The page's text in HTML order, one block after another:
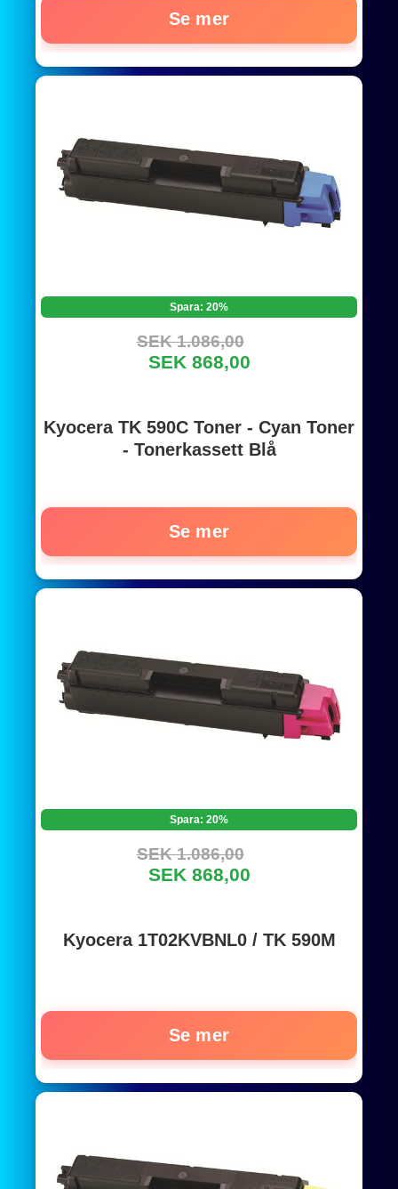
Se mer
Spara: 20%
SEK 1.086,00
SEK 868,00
Kyocera TK 590C Toner - Cyan Toner
- Tonerkassett Blå
Se mer
Spara: 20%
SEK 1.086,00
SEK 868,00
Kyocera 1T02KVBNL0 / TK 590M
Se mer